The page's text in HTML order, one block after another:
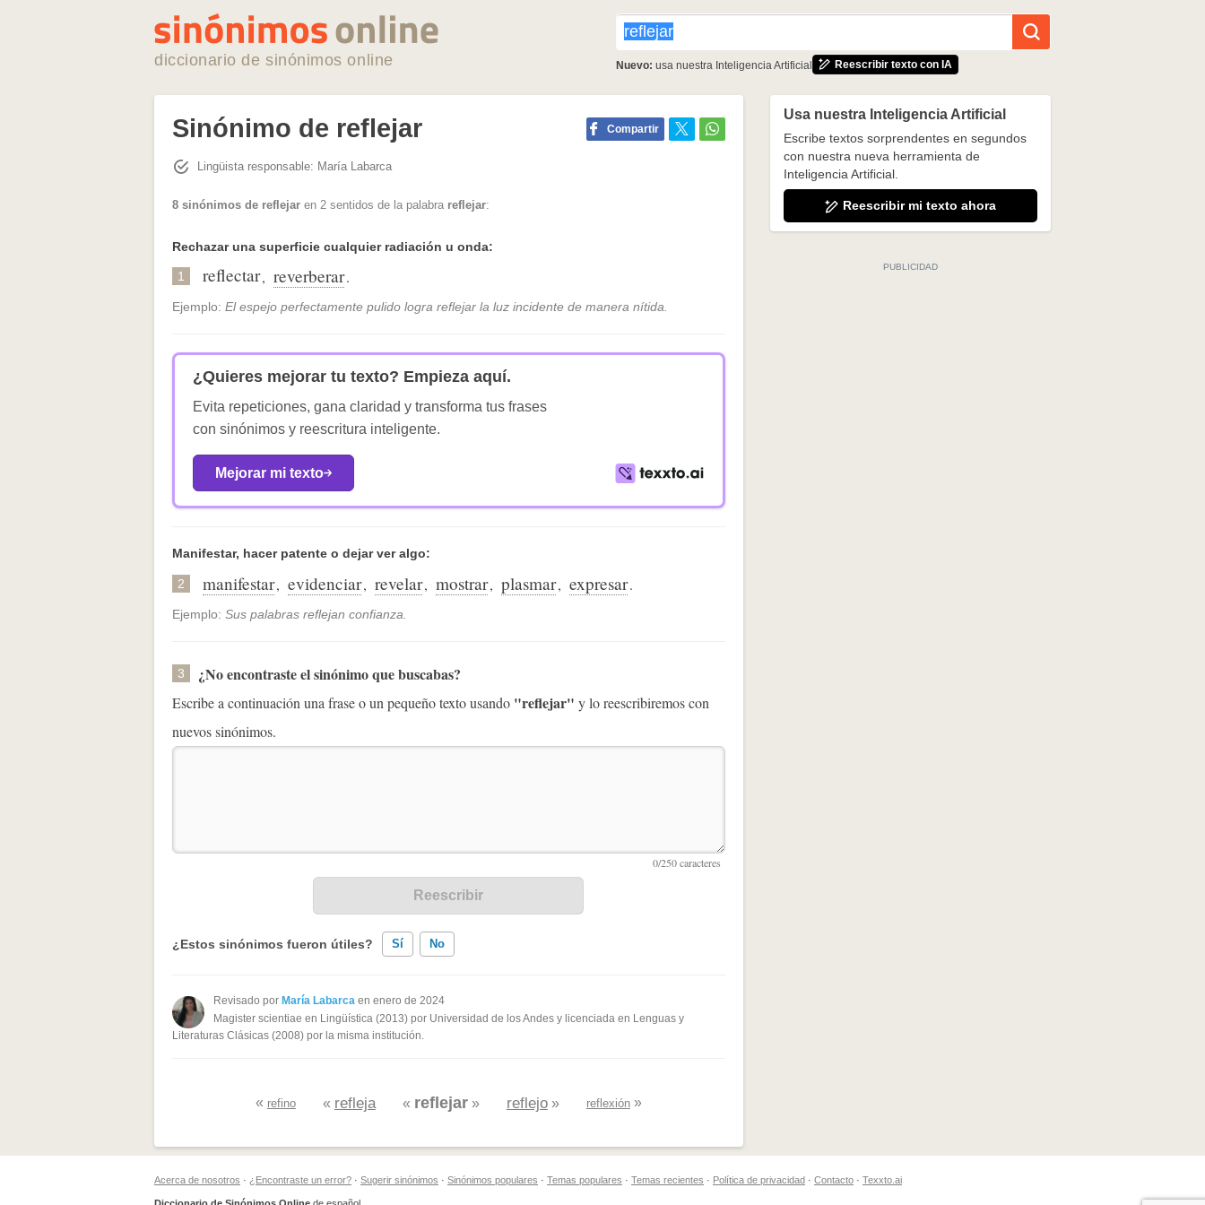
diccionario de sinónimos online Nuevo: usa nuestra Inteligencia Artificial Reescribir texto con IA
Sinónimo de reflejar Compartir
Lingüista responsable: María Labarca
8 sinónimos de reflejar en 2 sentidos de la palabra reflejar:
Rechazar una superficie cualquier radiación u onda:
1 reflectar, reverberar.
Ejemplo: El espejo perfectamente pulido logra reflejar la luz incidente de manera nítida.
¿Quieres mejorar tu texto? Empieza aquí.
Evita repeticiones, gana claridad y transforma tus frases
con sinónimos y reescritura inteligente.
Mejorar mi texto
Manifestar, hacer patente o dejar ver algo:
2 manifestar, evidenciar, revelar, mostrar, plasmar, expresar.
Ejemplo: Sus palabras reflejan confianza.
3 ¿No encontraste el sinónimo que buscabas?
Escribe a continuación una frase o un pequeño texto usando "reflejar" y lo reescribiremos con
nuevos sinónimos.
¿Estos sinónimos fueron útiles? Sí No
Existen sinónimos incorrectos
Ninguno de los sinónimos presentados me ayudó
Revisado por María Labarca en enero de 2024
Magister scientiae en Lingüística (2013) por Universidad de los Andes y licenciada en Lenguas y
Literaturas Clásicas (2008) por la misma institución.
« refino « refleja « reflejar » reflejo» reflexión»
Usa nuestra Inteligencia Artificial
Escribe textos sorprendentes en segundos
con nuestra nueva herramienta de
Inteligencia Artificial.
Reescribir mi texto ahora
Acerca de nosotros · ¿Encontraste un error? · Sugerir sinónimos · Sinónimos populares · Temas populares · Temas recientes · Política de privacidad · Contacto · Texxto.ai